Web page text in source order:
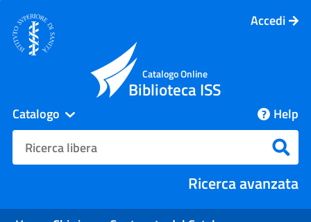
Accedi
Catalogo Online
Biblioteca ISS
Catalogo
cambia
Help
Cerca su "Catalogo"
Cerca
Ricerca avanzata